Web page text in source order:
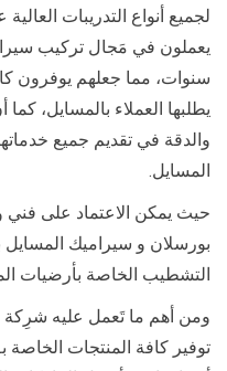
لجميع أنواع التدريبات
يعملون في مَجال تركيب
سنوات، مما جعلهم يوفرون
يطلبها العملاء بالمسايل، كما
والدقة في تقديم جميع
المسايل.
حيث يمكن الاعتماد على
بورسلان و سيراميك المسايل
التشطيب الخاصة بأرضيات
ومن أهم ما تَعمل عليه
توفير كافة المنتجات الخاصة